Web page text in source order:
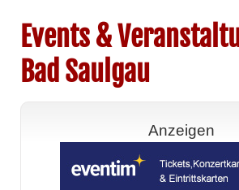
Events &
Bad Saulgau
Anzeigen